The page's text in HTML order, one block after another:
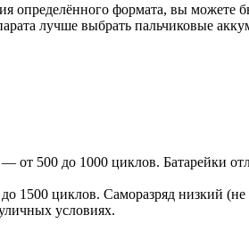
определённого формата, вы можете
лучше выбрать пальчиковые
500 до 1000 циклов. Батарейки
циклов. Саморазряд низкий (не
условиях.